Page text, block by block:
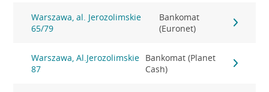
Warszawa, al. Jerozolimskie
65/79
Bankomat
(Euronet)
Warszawa, Al.Jerozolimskie
87
Bankomat (Planet
Cash)